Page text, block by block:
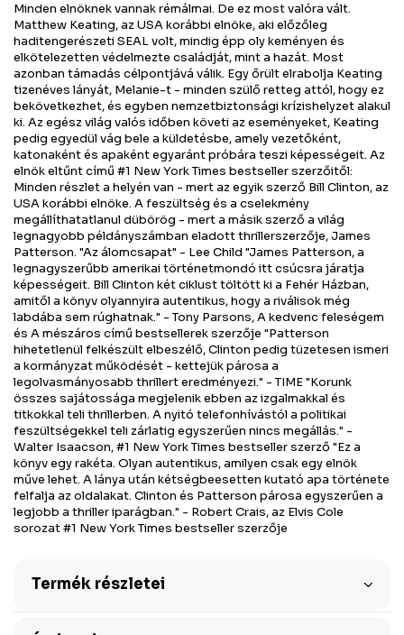
Minden elnöknek vannak rémálmai. De ez most valóra vált.
Matthew Keating, az USA korábbi elnöke, aki előzőleg
haditengerészeti SEAL volt, mindig épp oly keményen és
elkötelezetten védelmezte családját, mint a hazát. Most
azonban támadás célpontjává válik. Egy őrült elrabolja Keating
tizenéves lányát, Melanie-t - minden szülő retteg attól, hogy ez
bekövetkezhet, és egyben nemzetbiztonsági krízishelyzet alakul
ki. Az egész világ valós időben követi az eseményeket, Keating
pedig egyedül vág bele a küldetésbe, amely vezetőként,
katonaként és apaként egyaránt próbára teszi képességeit. Az
elnök eltűnt című #1 New York Times bestseller szerzőitől:
Minden részlet a helyén van - mert az egyik szerző Bill Clinton, az
USA korábbi elnöke. A feszültség és a cselekmény
megállíthatatlanul dübörög - mert a másik szerző a világ
legnagyobb példányszámban eladott thrillerszerzője, James
Patterson. "Az álomcsapat" - Lee Child "James Patterson, a
legnagyszerűbb amerikai történetmondó itt csúcsra járatja
képességeit. Bill Clinton két ciklust töltött ki a Fehér Házban,
amitől a könyv olyannyira autentikus, hogy a riválisok még
labdába sem rúghatnak." - Tony Parsons, A kedvenc feleségem
és A mészáros című bestsellerek szerzője "Patterson
hihetetlenül felkészült elbeszélő, Clinton pedig tüzetesen ismeri
a kormányzat működését - kettejük párosa a
legolvasmányosabb thrillert eredményezi." - TIME "Korunk
összes sajátossága megjelenik ebben az izgalmakkal és
titkokkal teli thrillerben. A nyitó telefonhívástól a politikai
feszültségekkel teli zárlatig egyszerűen nincs megállás." -
Walter Isaacson, #1 New York Times bestseller szerző "Ez a
könyv egy rakéta. Olyan autentikus, amilyen csak egy elnök
műve lehet. A lánya után kétségbeesetten kutató apa története
felfalja az oldalakat. Clinton és Patterson párosa egyszerűen a
legjobb a thriller iparágban." - Robert Crais, az Elvis Cole
sorozat #1 New York Times bestseller szerzője
Termék részletei